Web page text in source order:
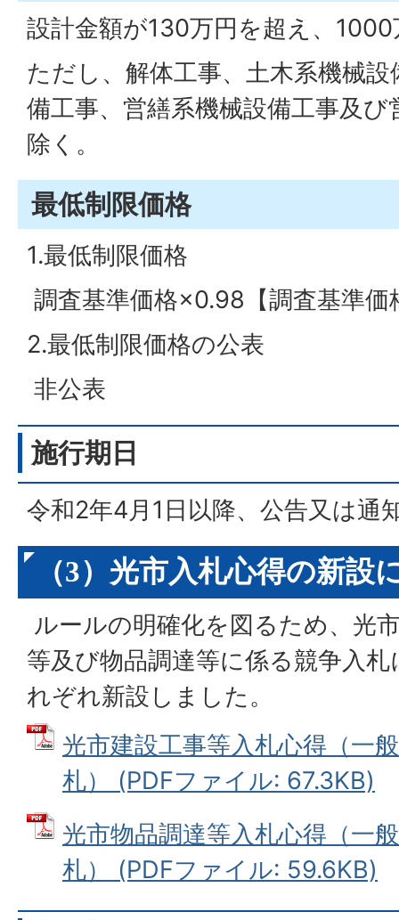
設計金額が130万円を超え、
ただし、解体工事、土木系機械
備工事、営繕系機械設備工事及
除く。
最低制限価格
1.最低制限価格
調査基準価格×0.98【調査基準価
2.最低制限価格の公表
非公表
施行期日
令和2年4月1日以降、公告又は通
（3）光市入札心得の新設
ルールの明確化を図るため、光
等及び物品調達等に係る競争入
れぞれ新設しました。
光市建設工事等入札心得（一
札） (PDFファイル: 67.3KB)
光市物品調達等入札心得（一
札） (PDFファイル: 59.6KB)